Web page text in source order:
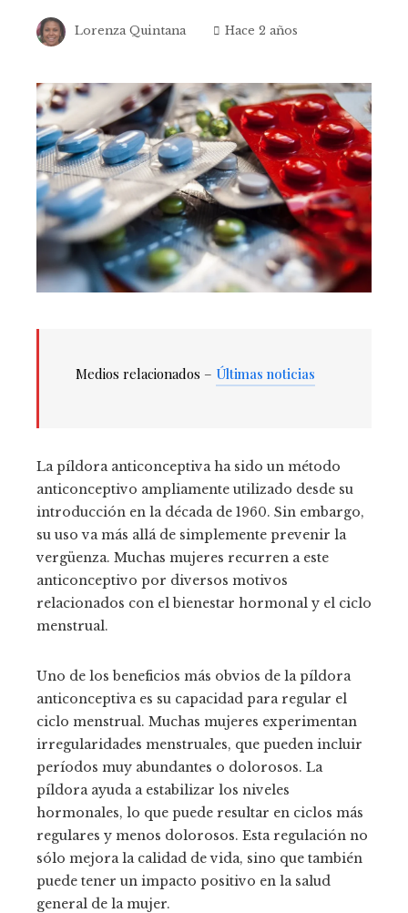
Lorenza Quintana Hace 2 años
Medios relacionados – Últimas noticias
La píldora anticonceptiva ha sido un método
anticonceptivo ampliamente utilizado desde su
introducción en la década de 1960. Sin embargo,
su uso va más allá de simplemente prevenir la
vergüenza. Muchas mujeres recurren a este
anticonceptivo por diversos motivos
relacionados con el bienestar hormonal y el ciclo
menstrual.
Uno de los beneficios más obvios de la píldora
anticonceptiva es su capacidad para regular el
ciclo menstrual. Muchas mujeres experimentan
irregularidades menstruales, que pueden incluir
períodos muy abundantes o dolorosos. La
píldora ayuda a estabilizar los niveles
hormonales, lo que puede resultar en ciclos más
regulares y menos dolorosos. Esta regulación no
sólo mejora la calidad de vida, sino que también
puede tener un impacto positivo en la salud
general de la mujer.